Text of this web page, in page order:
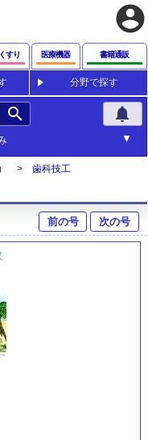
account_circle
くすり 医療機器 書籍通販
分野で探す
search notifications
歯科技工
前の号 次の号